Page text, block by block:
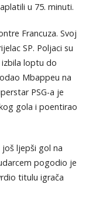
u 75. minuti.
Francuza. Svoj
SP. Poljaci su
izbila loptu do
Mbappeu na
PSG-a je
gola i poentirao
ljepši gol na
pogodio je
titulu igrača